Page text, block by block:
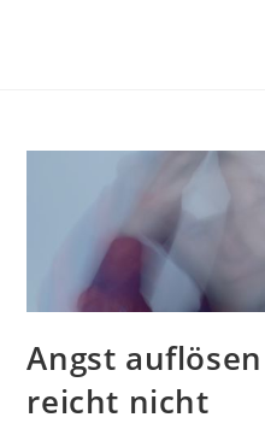
Angst
reicht nicht